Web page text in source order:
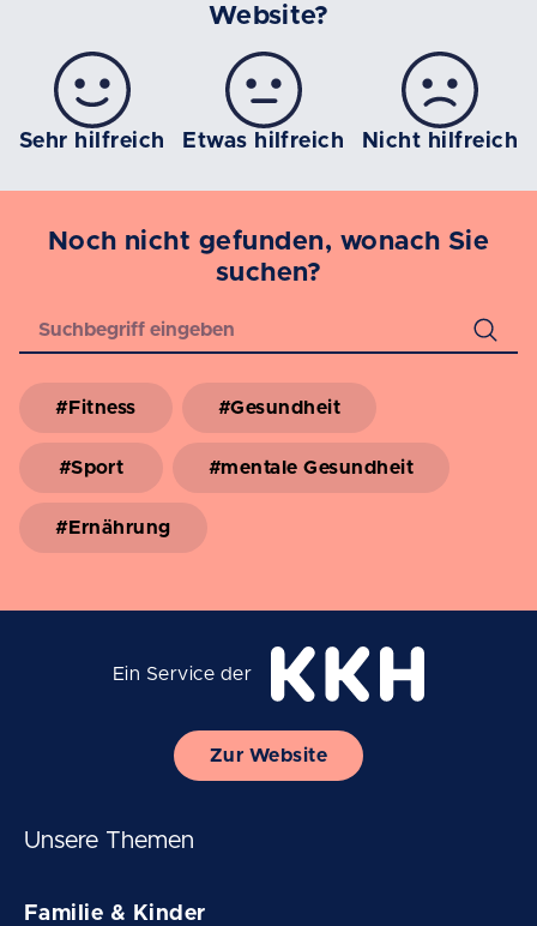
Website?
Sehr hilfreich Etwas hilfreich Nicht hilfreich
Noch nicht gefunden, wonach Sie
suchen?
#Fitness #Gesundheit
#Sport #mentale Gesundheit
#Ernährung
Ein Service der
Zur Website
Unsere Themen
Familie & Kinder